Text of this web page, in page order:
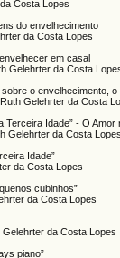
Costa Lopes
do envelhecimento
da Costa Lopes
em casal
Gelehrter da Costa
sobre o envelhecimento,
Gelehrter da Costa
Terceira Idade” - O Amor
Gelehrter da Costa Lopes
Idade”
da Costa Lopes
cubinhos”
da Costa Lopes
Gelehrter da Costa Lopes
piano”